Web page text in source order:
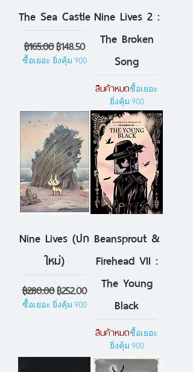
The Sea Castle
ราคาปกติ
฿165.00ราคาขายลด
฿148.50
ซื้อเยอะ ยิ่งคุ้ม 900
Nine Lives 2 :
The Broken
Song
สินค้าหมดซื้อเยอะ
ยิ่งคุ้ม 900
Nine Lives (ปก
ใหม่)
ราคาปกติ
฿280.00ราคาขายลด
฿252.00
ซื้อเยอะ ยิ่งคุ้ม 900
Beansprout &
Firehead VII :
The Young
Black
สินค้าหมดซื้อเยอะ
ยิ่งคุ้ม 900